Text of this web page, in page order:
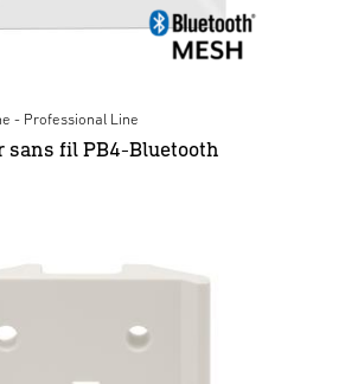
- Professional Line
sans fil PB4-Bluetooth